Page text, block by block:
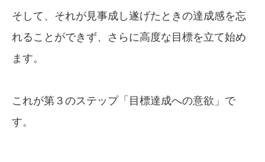
そして、それが見事成し遂げたときの達成感を忘
れることができず、さらに高度な目標を立て始め
ます。
これが第３のステップ「目標達成への意欲」で
す。